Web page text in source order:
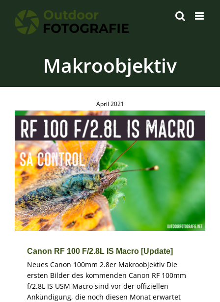
Inhalt
springen
Makroobjektiv
April 2021
Canon RF 100 F/2.8L IS Macro [Update]
Kameratechnik Objektive
Canon RF 100 F/2.8L IS Macro [Update]
Neues Canon 100mm 2.8er Makroobjektiv Die
ersten Bilder des kommenden Canon RF 100mm
f/2.8L IS USM Macro sind vor der offiziellen
Ankündigung, die noch diesen Monat erwartet